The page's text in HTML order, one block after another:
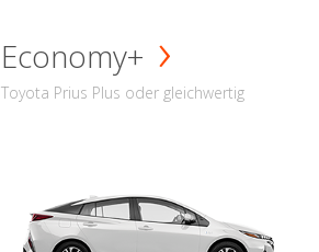
Economy+
Toyota Prius Plus oder gleichwertig